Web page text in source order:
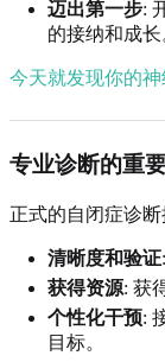
迈出第一步:
的接纳和成长
今天就发现你的
专业诊断的重
正式的自闭症诊断
清晰度和验证
获得资源: 获
个性化干预:
目标。